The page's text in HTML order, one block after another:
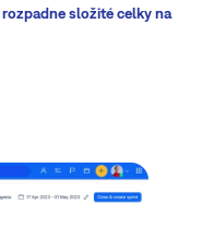
rozpadne složité celky na